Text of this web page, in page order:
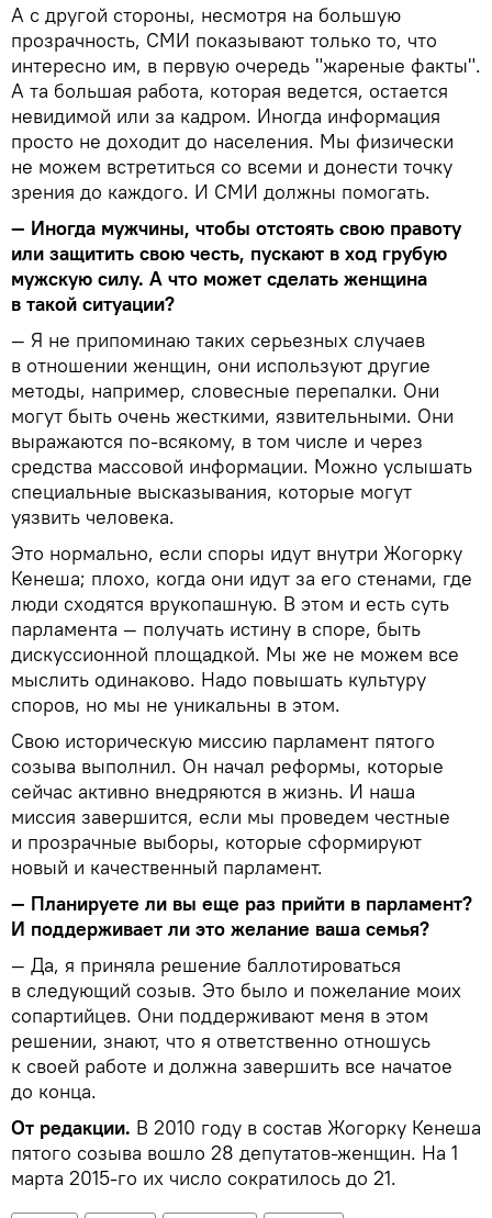
А с другой стороны, несмотря на большую
прозрачность, СМИ показывают только то, что
интересно им, в первую очередь "жареные факты".
А та большая работа, которая ведется, остается
невидимой или за кадром. Иногда информация
просто не доходит до населения. Мы физически
не можем встретиться со всеми и донести точку
зрения до каждого. И СМИ должны помогать.
— Иногда мужчины, чтобы отстоять свою правоту
или защитить свою честь, пускают в ход грубую
мужскую силу. А что может сделать женщина
в такой ситуации?
— Я не припоминаю таких серьезных случаев
в отношении женщин, они используют другие
методы, например, словесные перепалки. Они
могут быть очень жесткими, язвительными. Они
выражаются по-всякому, в том числе и через
средства массовой информации. Можно услышать
специальные высказывания, которые могут
уязвить человека.
Это нормально, если споры идут внутри Жогорку
Кенеша; плохо, когда они идут за его стенами, где
люди сходятся врукопашную. В этом и есть суть
парламента — получать истину в споре, быть
дискуссионной площадкой. Мы же не можем все
мыслить одинаково. Надо повышать культуру
споров, но мы не уникальны в этом.
Свою историческую миссию парламент пятого
созыва выполнил. Он начал реформы, которые
сейчас активно внедряются в жизнь. И наша
миссия завершится, если мы проведем честные
и прозрачные выборы, которые сформируют
новый и качественный парламент.
— Планируете ли вы еще раз прийти в парламент?
И поддерживает ли это желание ваша семья?
— Да, я приняла решение баллотироваться
в следующий созыв. Это было и пожелание моих
сопартийцев. Они поддерживают меня в этом
решении, знают, что я ответственно отношусь
к своей работе и должна завершить все начатое
до конца.
От редакции. В 2010 году в состав Жогорку Кенеша
пятого созыва вошло 28 депутатов-женщин. На 1
марта 2015-го их число сократилось до 21.